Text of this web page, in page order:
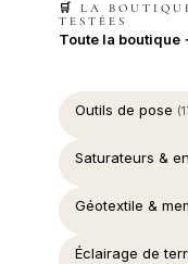
🛒 LA
TESTÉES
Toute la boutique
Outils de pose
Saturateurs &
Géotextile &
Éclairage de